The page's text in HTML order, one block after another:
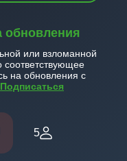
обновления
или взломанной
соответствующее
на обновления с
Подписаться
5